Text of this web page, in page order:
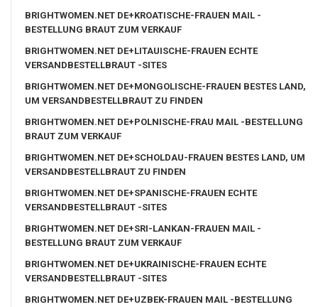
BRIGHTWOMEN.NET DE+KROATISCHE-FRAUEN MAIL -
BESTELLUNG BRAUT ZUM VERKAUF
BRIGHTWOMEN.NET DE+LITAUISCHE-FRAUEN ECHTE
VERSANDBESTELLBRAUT -SITES
BRIGHTWOMEN.NET DE+MONGOLISCHE-FRAUEN BESTES LAND,
UM VERSANDBESTELLBRAUT ZU FINDEN
BRIGHTWOMEN.NET DE+POLNISCHE-FRAU MAIL -BESTELLUNG
BRAUT ZUM VERKAUF
BRIGHTWOMEN.NET DE+SCHOLDAU-FRAUEN BESTES LAND, UM
VERSANDBESTELLBRAUT ZU FINDEN
BRIGHTWOMEN.NET DE+SPANISCHE-FRAUEN ECHTE
VERSANDBESTELLBRAUT -SITES
BRIGHTWOMEN.NET DE+SRI-LANKAN-FRAUEN MAIL -
BESTELLUNG BRAUT ZUM VERKAUF
BRIGHTWOMEN.NET DE+UKRAINISCHE-FRAUEN ECHTE
VERSANDBESTELLBRAUT -SITES
BRIGHTWOMEN.NET DE+UZBEK-FRAUEN MAIL -BESTELLUNG